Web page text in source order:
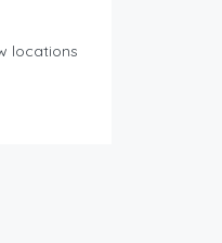
locations